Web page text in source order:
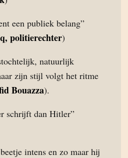
een publiek belang”
politierechter)
natuurlijk
zijn stijl volgt het ritme
Bouazza).
schrijft dan Hitler”
intens en zo maar hij